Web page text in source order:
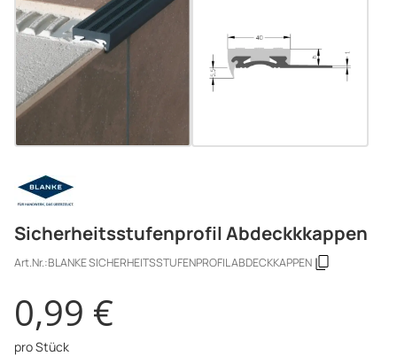
Sicherheitsstufenprofil Abdeckkkappen
Art.Nr.:BLANKE SICHERHEITSSTUFENPROFIL ABDECKKAPPEN
0,99 €
pro Stück